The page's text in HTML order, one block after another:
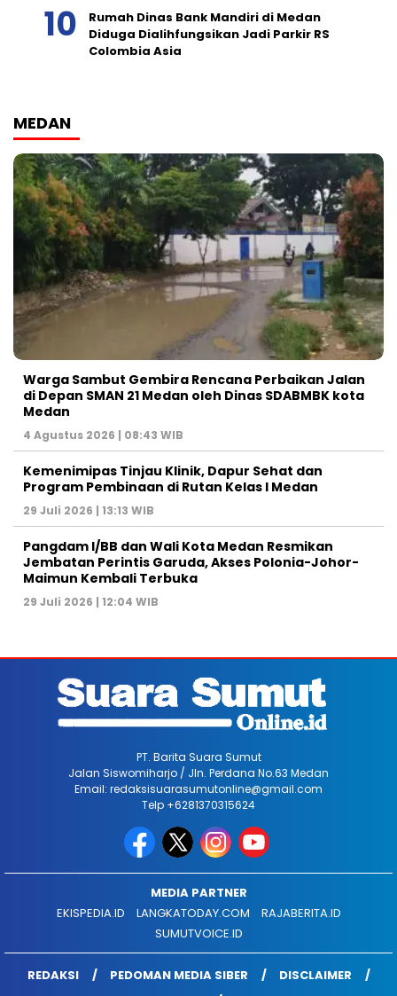
Rumah Dinas Bank Mandiri di Medan
Diduga Dialihfungsikan Jadi Parkir RS
Colombia Asia
MEDAN
Warga Sambut Gembira Rencana Perbaikan Jalan
di Depan SMAN 21 Medan oleh Dinas SDABMBK kota
Medan
4 Agustus 2026 | 08:43 WIB
Kemenimipas Tinjau Klinik, Dapur Sehat dan
Program Pembinaan di Rutan Kelas I Medan
29 Juli 2026 | 13:13 WIB
Pangdam I/BB dan Wali Kota Medan Resmikan
Jembatan Perintis Garuda, Akses Polonia-Johor-
Maimun Kembali Terbuka
29 Juli 2026 | 12:04 WIB
PT. Barita Suara Sumut
Jalan Siswomiharjo / Jln. Perdana No.63 Medan
Email: redaksisuarasumutonline@gmail.com
Telp +6281370315624
MEDIA PARTNER
EKISPEDIA.ID
LANGKATODAY.COM
RAJABERITA.ID
SUMUTVOICE.ID
REDAKSI PEDOMAN MEDIA SIBER
DISCLAIMER